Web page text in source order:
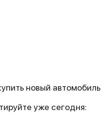
новый автомобиль
уже сегодня: